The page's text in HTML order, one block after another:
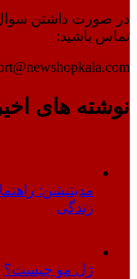
در صورت داشتن سوال
تماس باشید:
نوشته های
مدیتیشن:
زندگی
ژل مو چیست؟